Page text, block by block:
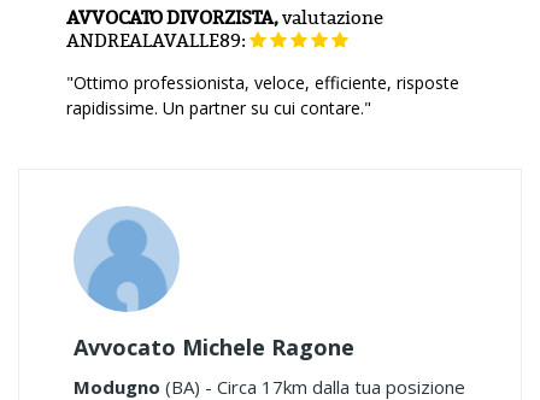
AVVOCATO DIVORZISTA,valutazione
ANDREALAVALLE89:
"Ottimo professionista, veloce, efficiente, risposte
rapidissime. Un partner su cui contare."
Avvocato Michele Ragone
Modugno (BA) - Circa 17km dalla tua posizione